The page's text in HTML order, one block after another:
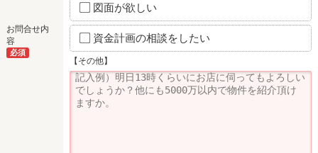
お問合せ内
容
必須
図面が欲しい
資金計画の相談をしたい
【その他】